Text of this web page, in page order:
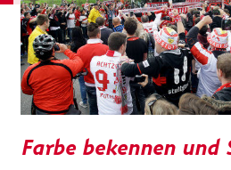
Farbe bekennen und